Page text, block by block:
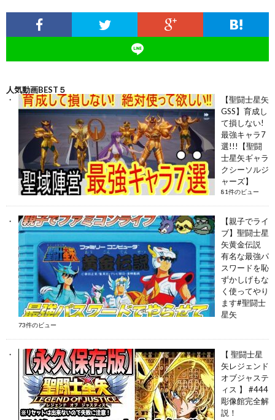
人気動画BEST５
【聖闘士星矢
GSS】育成し
て損しない!
最強キャラ7
選!!!【聖闘
士星矢ギャラ
クシーソルジ
ャーズ】
81件のビュー
【親子でライ
ブ】聖闘士星
矢黄金伝説
有名な最強パ
スワードを恥
ずかしげもな
く使ってやり
ます#聖闘士
星矢
73件のビュー
【 聖闘士星
矢レジェンド
オブジャステ
ィス 】 #444
彫像館完全解
説！